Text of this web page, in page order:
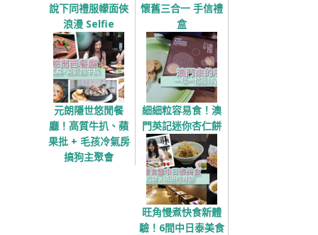
說下同禮服幪面俠
浪漫 Selfie
懷舊三合一 手信禮
盒
元朗隱世悠閒餐
廳！高質牛扒、蘋
果批 + 毛孩冷氣房
搞狗主聚會
細細粒容易食！澳
門英記迷你杏仁餅
旺角慢煮快食新體
驗！6間中日泰美食